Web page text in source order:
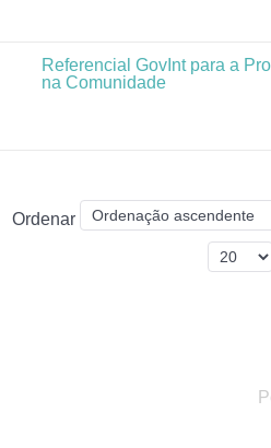
Referencial GovInt para a
na Comunidade
Ordenar